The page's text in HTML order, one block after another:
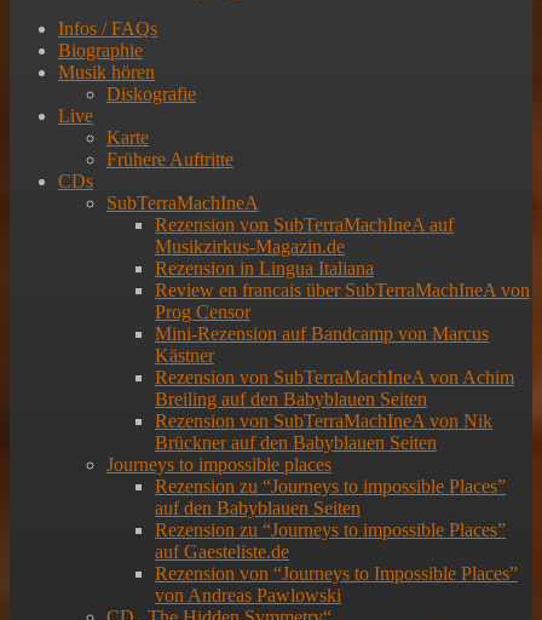
Infos / FAQs
Biographie
Musik hören
Diskografie
Live
Karte
Frühere Auftritte
CDs
SubTerraMachIneA
Rezension von SubTerraMachIneA auf
Musikzirkus-Magazin.de
Rezension in Lingua Italiana
Review en francais über SubTerraMachIneA von
Prog Censor
Mini-Rezension auf Bandcamp von Marcus
Kästner
Rezension von SubTerraMachIneA von Achim
Breiling auf den Babyblauen Seiten
Rezension von SubTerraMachIneA von Nik
Brückner auf den Babyblauen Seiten
Journeys to impossible places
Rezension zu “Journeys to impossible Places”
auf den Babyblauen Seiten
Rezension zu “Journeys to impossible Places”
auf Gaesteliste.de
Rezension von “Journeys to Impossible Places”
von Andreas Pawlowski